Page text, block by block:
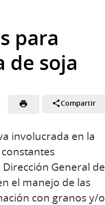
para
de soja
Compartir
involucrada en la
General de
el manejo de las
con granos y/o